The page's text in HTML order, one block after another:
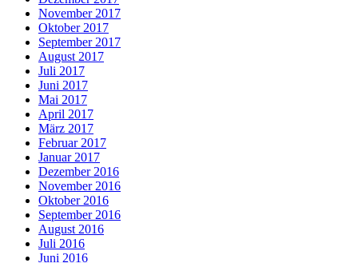
November 2017
Oktober 2017
September 2017
August 2017
Juli 2017
Juni 2017
Mai 2017
April 2017
März 2017
Februar 2017
Januar 2017
Dezember 2016
November 2016
Oktober 2016
September 2016
August 2016
Juli 2016
Juni 2016